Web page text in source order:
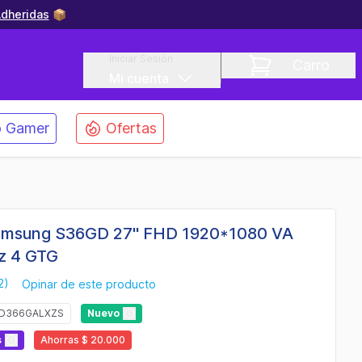
📦
Gamer Ofertas
S36GD 27" FHD 1920*1080 VA
4 GTG
Opinar de este producto
Nuevo
Ahorras $ 20.000